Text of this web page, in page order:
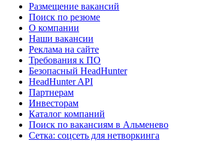
Размещение вакансий
Поиск по резюме
О компании
Наши вакансии
Реклама на сайте
Требования к ПО
Безопасный HeadHunter
HeadHunter API
Партнерам
Инвесторам
Каталог компаний
Поиск по вакансиям в Альменево
Сетка: соцсеть для нетворкинга